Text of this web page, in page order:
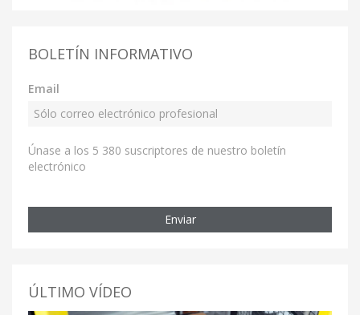
BOLETÍN INFORMATIVO
Email
Únase a los 5 380 suscriptores de nuestro boletín
electrónico
Enviar
ÚLTIMO VÍDEO